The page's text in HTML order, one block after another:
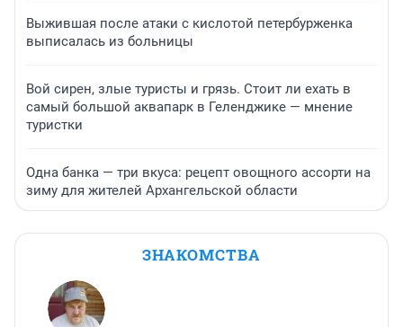
Выжившая после атаки с кислотой петербурженка
выписалась из больницы
Вой сирен, злые туристы и грязь. Стоит ли ехать в
самый большой аквапарк в Геленджике — мнение
туристки
Одна банка — три вкуса: рецепт овощного ассорти на
зиму для жителей Архангельской области
ЗНАКОМСТВА